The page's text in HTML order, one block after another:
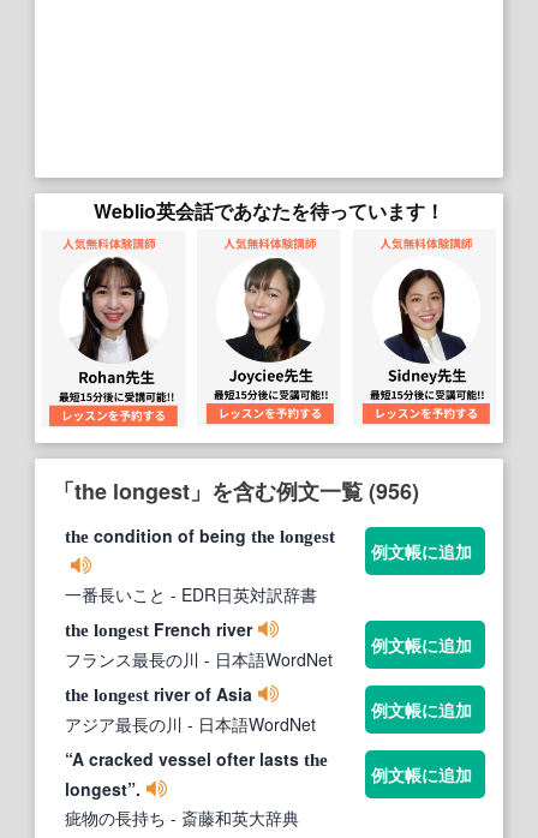
Weblio英会話であなたを待っています！
「the longest」を含む例文一覧 (956)
the condition of being the longest
一番長いこと - EDR日英対訳辞書
例文帳に追加
the longest French river
フランス最長の川 - 日本語WordNet
例文帳に追加
the longest river of Asia
アジア最長の川 - 日本語WordNet
例文帳に追加
“A cracked vessel ofter lasts the
longest”.
疵物の長持ち - 斎藤和英大辞典
例文帳に追加